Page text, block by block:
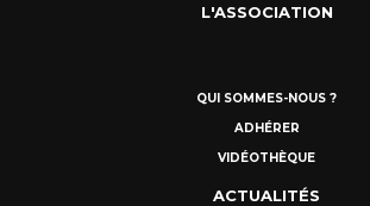
L'ASSOCIATION
QUI SOMMES-NOUS ?
ADHÉRER
VIDÉOTHÈQUE
ACTUALITÉS